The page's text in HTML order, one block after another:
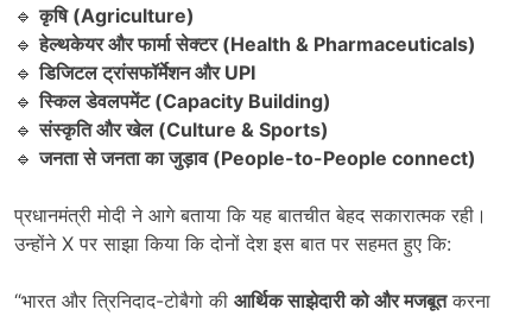
🔹कृषि (Agriculture)
🔹हेल्थकेयर और फार्मा सेक्टर (Health & Pharmaceuticals)
🔹डिजिटल ट्रांसफॉर्मेशन और UPI
🔹स्किल डेवलपमेंट (Capacity Building)
🔹संस्कृति और खेल (Culture & Sports)
🔹जनता से जनता का जुड़ाव (People-to-People connect)
प्रधानमंत्री मोदी ने आगे बताया कि यह बातचीत बेहद सकारात्मक रही।
उन्होंने X पर साझा किया कि दोनों देश इस बात पर सहमत हुए कि:
“भारत और त्रिनिदाद-टोबैगो की आर्थिक साझेदारी को और मजबूतकरना